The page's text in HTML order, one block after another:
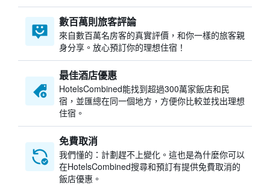
數百萬則旅客評論
來自數百萬名房客的真實評價，和你一樣的旅客親
身分享。放心預訂你的理想住宿！
最佳酒店優惠
HotelsCombined​能找到超過300萬家飯店和民
宿，並匯總在同一個地方，方便你比較並找出理想
住宿。
免費取消
我們懂的：計劃趕不上變化。這也是為什麼你可以
在HotelsCombined搜尋和預訂有提供免費取消的
飯店優惠。